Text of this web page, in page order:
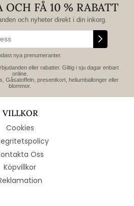
OCH FÅ 10 % RABATT
och nyheter direkt i din inkorg.
nya prenumeranter.
eller rabatter. Giltig i sju dagar enbart
online.
Gåsatoffeln, presentkort, heliumballonger eller
blommor.
VILLKOR
Cookies
Oss
Köpvillkor